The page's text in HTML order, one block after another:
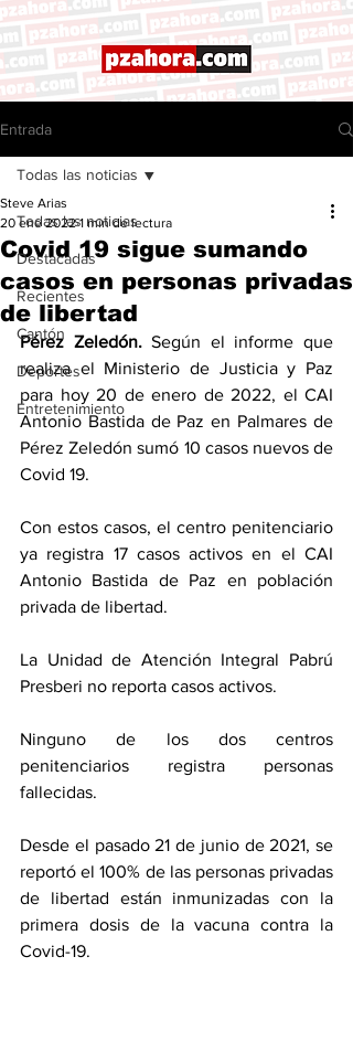
Entrada
Todas las noticias
Destacadas
Recientes
Cantón
Deportes
Entretenimiento
Todas las noticias
Covid 19 sigue sumando
casos en personas privadas
de libertad
Steve Arias
20 ene 2022 1 min de lectura
Pérez Zeledón. Según el informe que
realiza el Ministerio de Justicia y Paz
para hoy 20 de enero de 2022, el CAI
Antonio Bastida de Paz en Palmares de
Pérez Zeledón sumó 10 casos nuevos de
Covid 19.
Con estos casos, el centro penitenciario
ya registra 17 casos activos en el CAI
Antonio Bastida de Paz en población
privada de libertad.
La Unidad de Atención Integral Pabrú
Presberi no reporta casos activos.
Ninguno de los dos centros
penitenciarios registra personas
fallecidas.
Desde el pasado 21 de junio de 2021, se
reportó el 100% de las personas privadas
de libertad están inmunizadas con la
primera dosis de la vacuna contra la
Covid-19.